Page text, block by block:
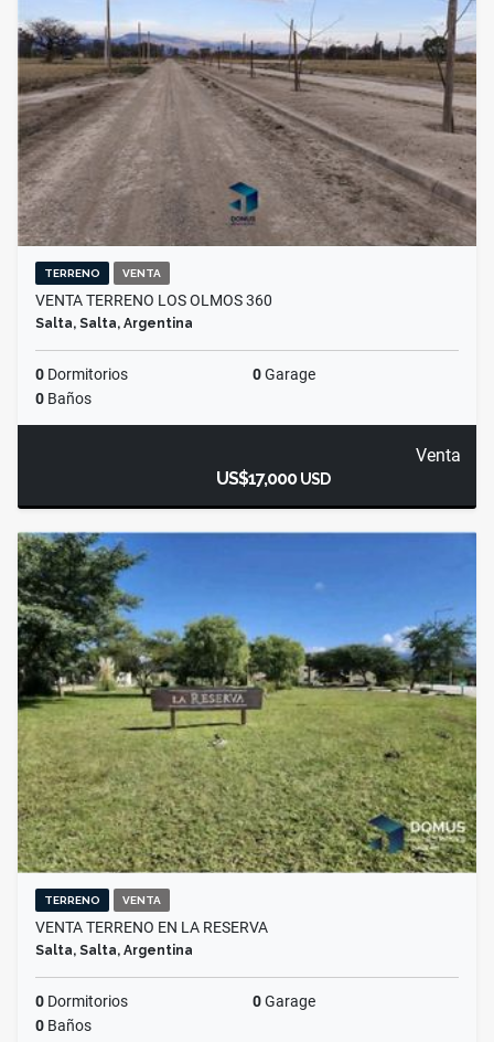
TERRENO VENTA
VENTA TERRENO LOS OLMOS 360
Salta, Salta, Argentina
0 Dormitorios 0Garage
0 Baños
Venta
US$17,000USD
TERRENO VENTA
VENTA TERRENO EN LA RESERVA
Salta, Salta, Argentina
0 Dormitorios 0Garage
0 Baños